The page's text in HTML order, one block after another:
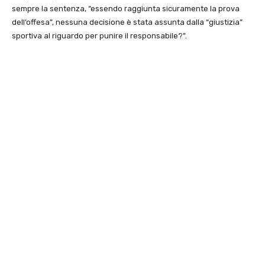
sempre la sentenza, “essendo raggiunta sicuramente la prova
dell’offesa”, nessuna decisione è stata assunta dalla “giustizia”
sportiva al riguardo per punire il responsabile?”.